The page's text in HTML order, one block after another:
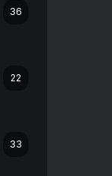
36
22
33